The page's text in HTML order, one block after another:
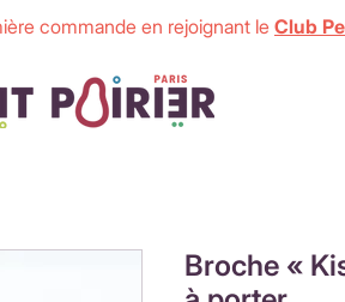
commande en rejoignant le Club
Broche «